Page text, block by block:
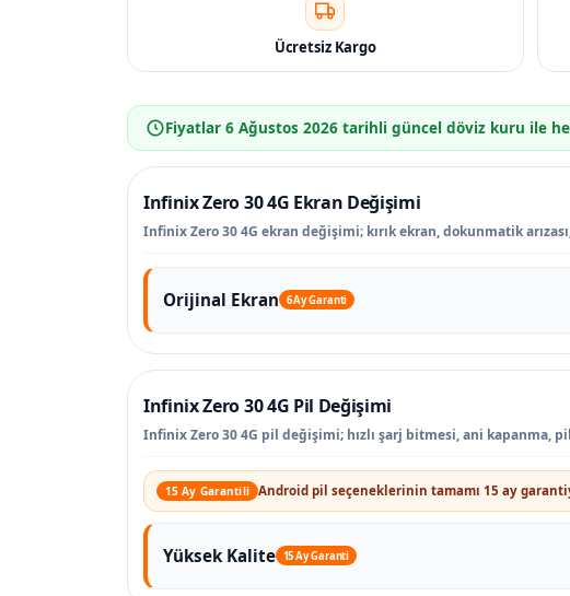
Ücretsiz Kargo
Fiyatlar 6 Ağustos 2026 tarihli güncel döviz kuru ile
Infinix Zero 30 4G Ekran Değişimi
Infinix Zero 30 4G ekran değişimi; kırık ekran, dokunmatik
Orijinal Ekran 6 Ay Garanti
Infinix Zero 30 4G Pil Değişimi
Infinix Zero 30 4G pil değişimi; hızlı şarj bitmesi, ani kapanma,
15 Ay Garantili Android pil seçeneklerinin tamamı 15 ay
Yüksek Kalite 15 Ay Garanti